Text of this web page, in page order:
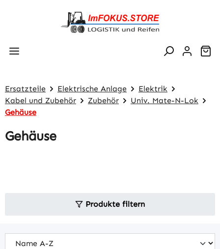
Zum Hauptinhalt springen
Ersatzteile Elektrische Anlage
Elektrik
Kabel und Zubehör
Zubehör
Univ. Mate-N-Lok
Gehäuse
Gehäuse
Produkte filtern